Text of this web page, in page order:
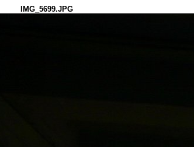
IMG_5699.JPG